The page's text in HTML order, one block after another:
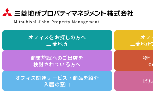
オフィスをお探しの方へ
三菱地所
オフ
三菱地所
商業施設へのご出店を
検討されている方へ
物
オフィス関連サービス・商品を紹介
入居の窓口
ビ